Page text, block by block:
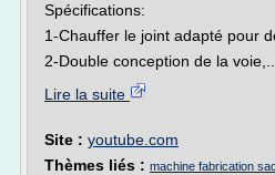
Spécifications:
1-Chauffer le joint adapté pour
2-Double conception de la voie,...
Lire la suite
Site : youtube.com
Thèmes liés : machine fabrication